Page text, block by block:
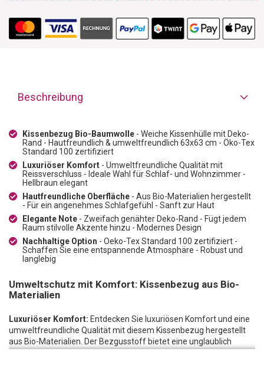
Beschreibung
Kissenbezug Bio-Baumwolle - Weiche Kissenhülle mit Deko-
Rand - Hautfreundlich & umweltfreundlich 63x63 cm - Öko-Tex
Standard 100 zertifiziert
Luxuriöser Komfort - Umweltfreundliche Qualität mit
Reissverschluss - Ideale Wahl für Schlaf- und Wohnzimmer -
Hellbraun elegant
Hautfreundliche Oberfläche - Aus Bio-Materialien hergestellt
- Für ein angenehmes Schlafgefühl - Sanft zur Haut
Elegante Note - Zweifach genähter Deko-Rand - Fügt jedem
Raum stilvolle Akzente hinzu - Modernes Design
Nachhaltige Option - Oeko-Tex Standard 100 zertifiziert -
Schaffen Sie eine entspannende Atmosphäre - Robust und
langlebig
Umweltschutz mit Komfort: Kissenbezug aus Bio-
Materialien
Luxuriöser Komfort: Entdecken Sie luxuriösen Komfort und eine
umweltfreundliche Qualität mit diesem Kissenbezug hergestellt
aus Bio-Materialien. Der Bezgusstoff bietet eine unglaublich